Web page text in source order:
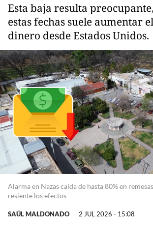
Esta baja resulta
estas fechas suele aumentar
dinero desde Estados Unidos.
Alarma en Nazas caída de hasta 80% en
resiente los efectos
SAÚL MALDONADO 2 JUL 2026 - 15:08